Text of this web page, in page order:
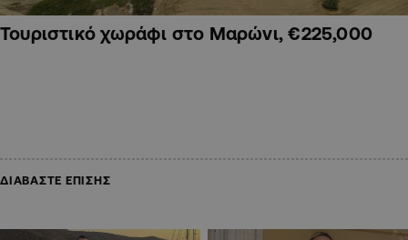
Τουριστικό χωράφι στο Μαρώνι, €225,000
ΔΙΑΒΑΣΤΕ ΕΠΙΣΗΣ